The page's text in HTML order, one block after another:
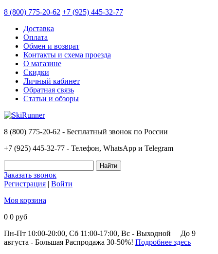
8 (800) 775-20-62 +7 (925) 445-32-77
Доставка
Оплата
Обмен и возврат
Контакты и схема проезда
О магазине
Скидки
Личный кабинет
Обратная связь
Статьи и обзоры
8 (800) 775-20-62 - Бесплатный звонок по России
+7 (925) 445-32-77 - Телефон, WhatsApp и Telegram
Заказать звонок
Регистрация | Войти
Моя корзина
0 0 руб
Пн-Пт 10:00-20:00, Сб 11:00-17:00, Вс - Выходной
До 9
августа - Большая Распродажа 30-50%! Подробнее здесь